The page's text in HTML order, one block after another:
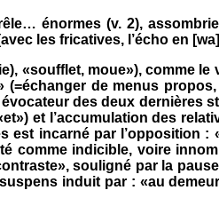
énormes (v. 2),
les fricatives, l’écho en
«soufflet, moue»), comme le
(=échanger de menus
des deux dernières
et l’accumulation des
est incarné par l’opposition :
comme indicible, voire
souligné par la
induit par : «au